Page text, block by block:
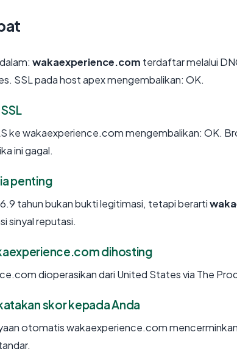
wakaexperience.com terdaftar melalui
SSL pada host apex mengembalikan: OK.
ke wakaexperience.com mengembalikan: OK.
ini gagal.
penting
tahun bukan bukti legitimasi, tetapi berarti
sinyal reputasi.
dihosting
dioperasikan dari United States via The
skor kepada Anda
otomatis wakaexperience.com